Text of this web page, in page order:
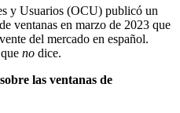
y Usuarios (OCU) publicó un
ventanas en marzo de 2023 que
del mercado en español.
no dice.
las ventanas de